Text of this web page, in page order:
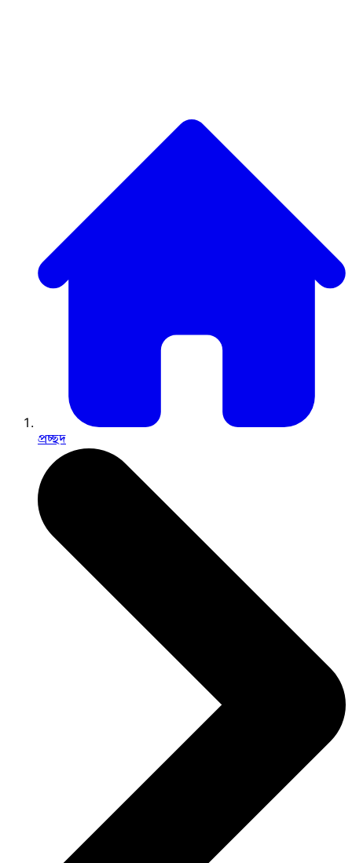
প্রচ্ছদ